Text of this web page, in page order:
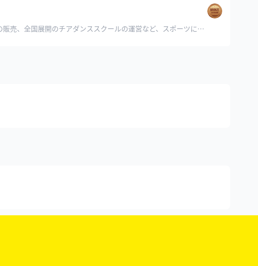
海外スポーツサービス専門会社です！ 海外スポーツ観戦のチケット手配やスポーツ選手の直筆サイングッズの販売、全国展開のチアダンススクールの運営など、スポーツに関わるさまざまなサービスを提供しています！